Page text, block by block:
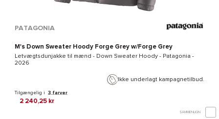
PATAGONIA
M's Down Sweater Hoody Forge Grey w/Forge Grey
Letvægtsdunjakke til mænd - Down Sweater Hoody - Patagonia -
2026
Ikke underlagt kampagnetilbud.
2 240,25 kr
Tilgængelig i 3 farver
SAMMENLIGN